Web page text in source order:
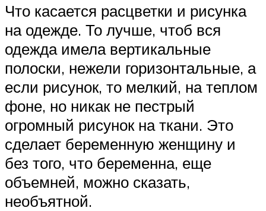
Что касается расцветки и рисунка
на одежде. То лучше, чтоб вся
одежда имела вертикальные
полоски, нежели горизонтальные, а
если рисунок, то мелкий, на теплом
фоне, но никак не пестрый
огромный рисунок на ткани. Это
сделает беременную женщину и
без того, что беременна, еще
объемней, можно сказать,
необъятной.